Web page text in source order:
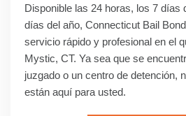
Disponible las 24 horas, los 7 días
días del año, Connecticut Bail
servicio rápido y profesional en el
Mystic, CT. Ya sea que se
juzgado o un centro de detención,
están aquí para usted.